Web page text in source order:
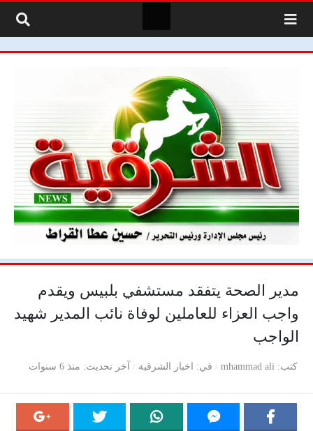
مدير الصحة يتفقد مستشفي بلبيس ويقدم
واجب العزاء للعاملين لوفاة نائب المدير شهيد
الواجب
كتب mhammad ali في اخبار الشرقية آخر تحديث منذ 6 سنوات